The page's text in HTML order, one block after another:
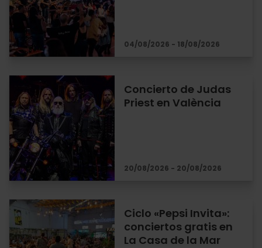
04/08/2026 - 18/08/2026
Concierto de Judas
Priest en València
20/08/2026 - 20/08/2026
Ciclo «Pepsi Invita»:
conciertos gratis en
La Casa de la Mar